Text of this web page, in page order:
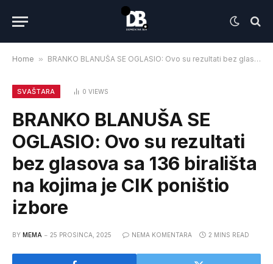
Home » BRANKO BLANUŠA SE OGLASIO: Ovo su rezultati bez glasova sa 136 birališta na kojima je CIK poništio izbore
SVAŠTARA 0 VIEWS
BRANKO BLANUŠA SE
OGLASIO: Ovo su rezultati
bez glasova sa 136 birališta
na kojima je CIK poništio
izbore
BY MEMA 25 PROSINCA, 2025 NEMA KOMENTARA 2 MINS READ